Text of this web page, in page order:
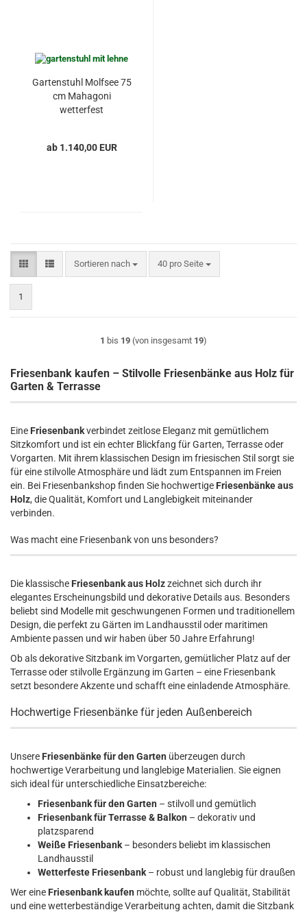
Gartenstuhl Molfsee 75
cm Mahagoni
wetterfest
ab 1.140,00 EUR
Sortieren nach
Sortieren nach 40 pro Seite
pro Seite
1
1 bis 19 (von insgesamt 19)
Friesenbank kaufen – Stilvolle Friesenbänke aus Holz für
Garten & Terrasse
Eine Friesenbankverbindet zeitlose Eleganz mit gemütlichem
Sitzkomfort und ist ein echter Blickfang für Garten, Terrasse oder
Vorgarten. Mit ihrem klassischen Design im friesischen Stil sorgt sie
für eine stilvolle Atmosphäre und lädt zum Entspannen im Freien
ein. Bei Friesenbankshop finden Sie hochwertige Friesenbänke aus
Holz, die Qualität, Komfort und Langlebigkeit miteinander
verbinden.
Was macht eine Friesenbank von uns besonders?
Die klassische Friesenbank aus Holzzeichnet sich durch ihr
elegantes Erscheinungsbild und dekorative Details aus. Besonders
beliebt sind Modelle mit geschwungenen Formen und traditionellem
Design, die perfekt zu Gärten im Landhausstil oder maritimen
Ambiente passen und wir haben über 50 Jahre Erfahrung!
Ob als dekorative Sitzbank im Vorgarten, gemütlicher Platz auf der
Terrasse oder stilvolle Ergänzung im Garten – eine Friesenbank
setzt besondere Akzente und schafft eine einladende Atmosphäre.
Hochwertige Friesenbänke für jeden Außenbereich
Unsere Friesenbänke für den Garten überzeugen durch
hochwertige Verarbeitung und langlebige Materialien. Sie eignen
sich ideal für unterschiedliche Einsatzbereiche:
Friesenbank für den Garten – stilvoll und gemütlich
Friesenbank für Terrasse & Balkon – dekorativ und
platzsparend
Weiße Friesenbank – besonders beliebt im klassischen
Landhausstil
Wetterfeste Friesenbank – robust und langlebig für draußen
Wer eine Friesenbank kaufen möchte, sollte auf Qualität, Stabilität
und eine wetterbeständige Verarbeitung achten, damit die Sitzbank